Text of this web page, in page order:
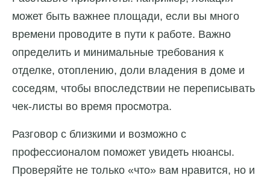
может быть важнее площади, если вы много
времени проводите в пути к работе. Важно
определить и минимальные требования к
отделке, отоплению, доли владения в доме и
соседям, чтобы впоследствии не переписывать
чек-листы во время просмотра.
Разговор с близкими и возможно с
профессионалом поможет увидеть нюансы.
Проверяйте не только «что» вам нравится, но и